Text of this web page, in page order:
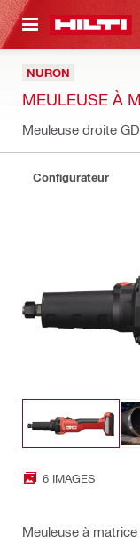
CONTENT
NURON
MEULEUSE À
Meuleuse droite
Configurateur
6 IMAGES
Meuleuse à